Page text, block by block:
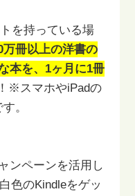
を持っている場
冊以上の洋書の
本を、1ヶ月に1冊
※スマホやiPadの
。
ンペーンを活用し
色のKindleをゲッ